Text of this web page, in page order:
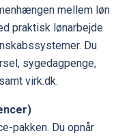
mellem løn
praktisk lønarbejde
Du
sygedagpenge,
virk.dk.
pakken. Du opnår